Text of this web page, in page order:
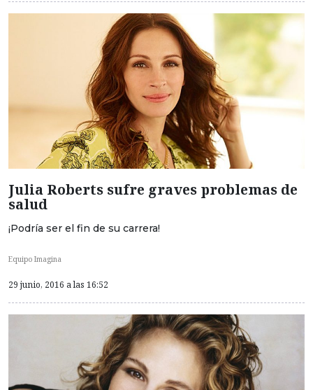
Julia Roberts sufre graves problemas de
salud
¡Podría ser el fin de su carrera!
Equipo Imagina
29 junio, 2016 a las 16:52